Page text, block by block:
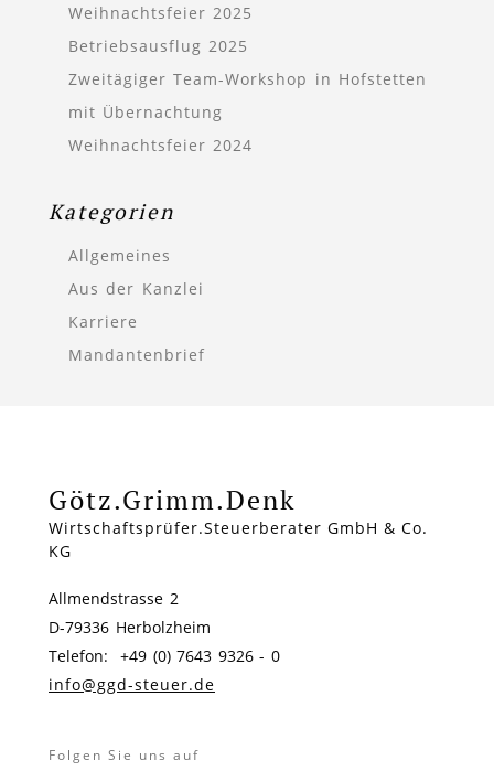
Weihnachtsfeier 2025
Betriebsausflug 2025
Zweitägiger Team-Workshop in Hofstetten
mit Übernachtung
Weihnachtsfeier 2024
Kategorien
Allgemeines
Aus der Kanzlei
Karriere
Mandantenbrief
Götz.Grimm.Denk
Wirtschaftsprüfer.Steuerberater GmbH & Co.
KG
Allmendstrasse 2
D-79336 Herbolzheim
Telefon: +49 (0) 7643 9326 - 0
info@ggd-steuer.de
Folgen Sie uns auf